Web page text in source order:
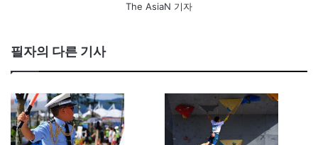
The AsiaN 기자
필자의 다른 기사